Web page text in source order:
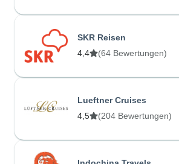
SKR Reisen
4,4
(64 Bewertungen)
Lueftner Cruises
4,5
(204 Bewertungen)